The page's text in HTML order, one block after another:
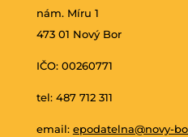
nám. Míru 1
473 01 Nový Bor
IČO: 00260771
tel: 487 712 311
email: epodatelna@novy-